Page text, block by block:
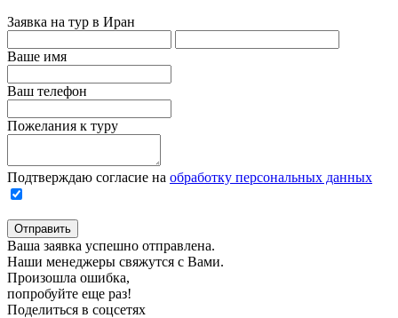
Заявка на тур в Иран
Ваше имя
Ваш телефон
Пожелания к туру
Подтверждаю согласие на обработку персональных данных
Отправить
Ваша заявка успешно отправлена.
Наши менеджеры свяжутся с Вами.
Произошла ошибка,
попробуйте еще раз!
Поделиться в соцсетях